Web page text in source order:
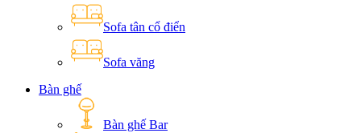
Sofa tân cổ điển
Sofa văng
Bàn ghế
Bàn ghế Bar